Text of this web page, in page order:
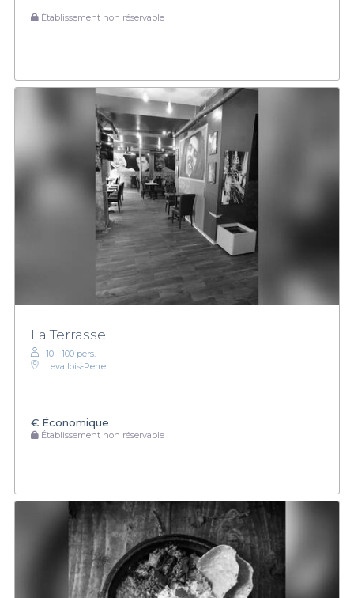
Établissement non réservable
La Terrasse
10 - 100 pers.
Levallois-Perret
€ Économique
Établissement non réservable